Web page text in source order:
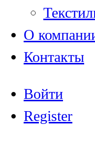
О
Контакты
Войти
Register